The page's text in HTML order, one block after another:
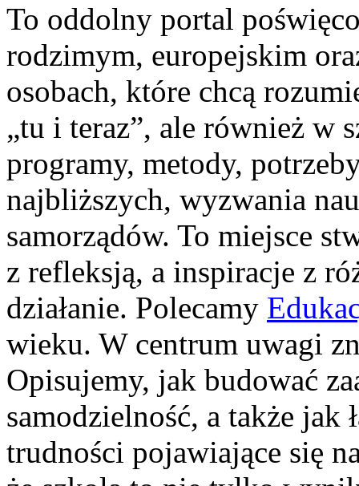
To oddolny portal
rodzimym, europejskim
osobach, które chcą
„tu i teraz”, ale również w
programy, metody,
najbliższych, wyzwania
samorządów. To miejsce
z refleksją, a inspiracje z
działanie. Polecamy
wieku. W centrum uwagi
Opisujemy, jak budować
samodzielność, a także jak
trudności pojawiające się